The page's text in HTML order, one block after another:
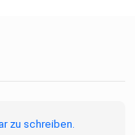
zu schreiben.